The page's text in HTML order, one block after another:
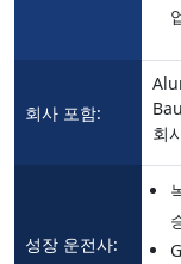
회사 포함:
회
성장 운전사: